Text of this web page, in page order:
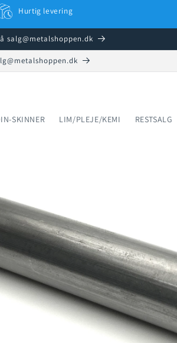
Hurtig levering
salg@metalshoppen.dk
SKINNER LIM/PLEJE/KEMI RESTSALG